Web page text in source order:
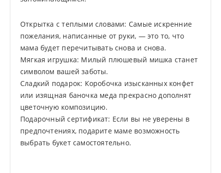
Открытка с теплыми словами: Самые искренние
пожелания, написанные от руки, — это то, что
мама будет перечитывать снова и снова.
Мягкая игрушка: Милый плюшевый мишка станет
символом вашей заботы.
Сладкий подарок: Коробочка изысканных конфет
или изящная баночка меда прекрасно дополнят
цветочную композицию.
Подарочный сертификат: Если вы не уверены в
предпочтениях, подарите маме возможность
выбрать букет самостоятельно.